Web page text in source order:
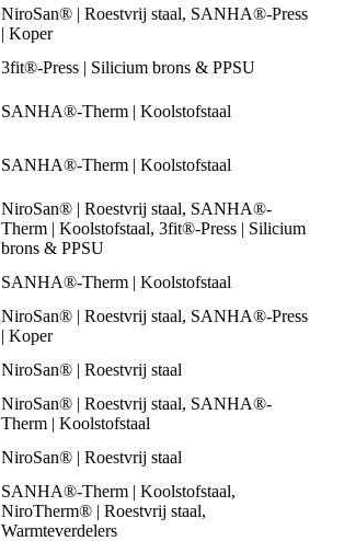
NiroSan® | Roestvrij staal, SANHA®-Press
| Koper
3fit®-Press | Silicium brons & PPSU
SANHA®-Therm | Koolstofstaal
SANHA®-Therm | Koolstofstaal
NiroSan® | Roestvrij staal, SANHA®-
Therm | Koolstofstaal, 3fit®-Press | Silicium
brons & PPSU
SANHA®-Therm | Koolstofstaal
NiroSan® | Roestvrij staal, SANHA®-Press
| Koper
NiroSan® | Roestvrij staal
NiroSan® | Roestvrij staal, SANHA®-
Therm | Koolstofstaal
NiroSan® | Roestvrij staal
SANHA®-Therm | Koolstofstaal,
NiroTherm® | Roestvrij staal,
Warmteverdelers